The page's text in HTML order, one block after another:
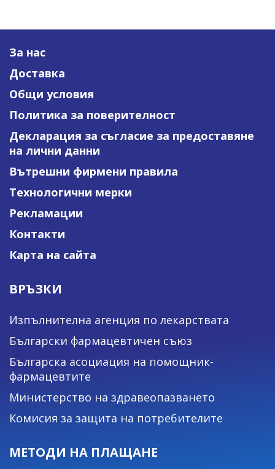
За нас
Доставка
Общи условия
Политика за поверителност
Декларация за съгласие за предоставяне
на лични данни
Вътрешни фирмени правила
Технологични мерки
Рекламации
Контакти
Карта на сайта
ВРЪЗКИ
Изпълнителна агенция по лекарствата
Български фармацевтичен съюз
Българска асоциация на помощник-
фармацевтите
Министерство на здравеопазването
Комисия за защита на потребителите
МЕТОДИ НА ПЛАЩАНЕ